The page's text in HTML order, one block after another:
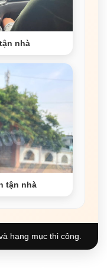
nhà
tận nhà
hạng mục thi công.